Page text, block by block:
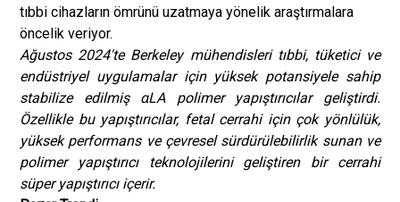
tıbbi cihazların ömrünü uzatmaya yönelik araştırmalara
öncelik veriyor.
Ağustos 2024'te Berkeley mühendisleri tıbbi, tüketici ve
endüstriyel uygulamalar için yüksek potansiyele sahip
stabilize edilmiş αLA polimer yapıştırıcılar geliştirdi.
Özellikle bu yapıştırıcılar, fetal cerrahi için çok yönlülük,
yüksek performans ve çevresel sürdürülebilirlik sunan ve
polimer yapıştırıcı teknolojilerini geliştiren bir cerrahi
süper yapıştırıcı içerir.